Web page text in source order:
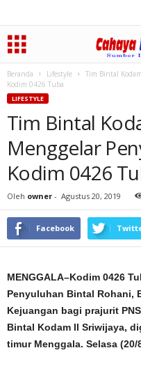
Beranda Lifestyle
Tim Bintal
Kodim 0426 Tuba
LIFESTYLE
Tim Bintal
Menggelar
Kodim 0426
Oleh owner - Agustus 20, 2019
Facebook
MENGGALA–Kodim 0426
Penyuluhan Bintal Rohani,
Kejuangan bagi prajurit
Bintal Kodam II Sriwijaya,
timur Menggala. Selasa (20/